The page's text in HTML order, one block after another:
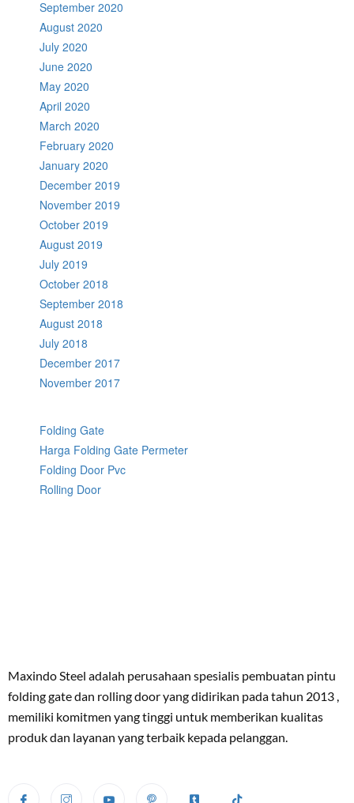
September 2020
August 2020
July 2020
June 2020
May 2020
April 2020
March 2020
February 2020
January 2020
December 2019
November 2019
October 2019
August 2019
July 2019
October 2018
September 2018
August 2018
July 2018
December 2017
November 2017
Folding Gate
Harga Folding Gate Permeter
Folding Door Pvc
Rolling Door
Maxindo Steel adalah perusahaan spesialis pembuatan pintu
folding gate dan rolling door yang didirikan pada tahun 2013 ,
memiliki komitmen yang tinggi untuk memberikan kualitas
produk dan layanan yang terbaik kepada pelanggan.